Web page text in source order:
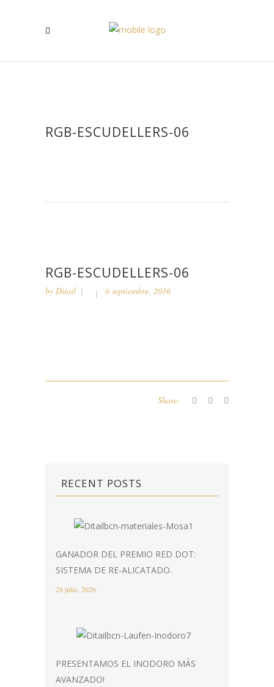
RGB-ESCUDELLERS-06
RGB-ESCUDELLERS-06
by Ditail 6 septiembre, 2016
Share:
RECENT POSTS
GANADOR DEL PREMIO RED DOT:
SISTEMA DE RE-ALICATADO.
28 julio, 2026
PRESENTAMOS EL INODORO MÁS
AVANZADO!